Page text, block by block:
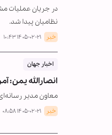
نظامیان پیدا شد.
خبر ۱۴۰۵-۰۲-۲۱ ۱۰:۴۳
اخبار جهان
انصارالله یمن:
معاون مدیر
خبر ۱۴۰۵-۰۲-۲۱ ۰۸:۵۸